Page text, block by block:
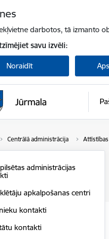
darbotos, tā izmanto
savu izvēli:
Noraidīt
Centrālā administrācija
administrācijas
apkalpošanas centri
kontakti
kontakti